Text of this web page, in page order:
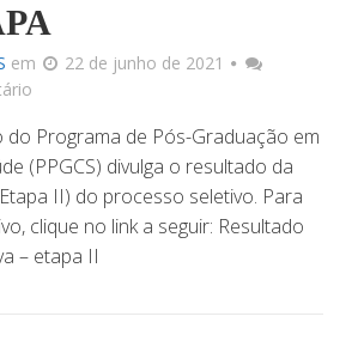
em
22 de junho de 2021
do Programa de Pós-Graduação em
(PPGCS) divulga o resultado da
II) do processo seletivo. Para
clique no link a seguir: Resultado
– etapa II